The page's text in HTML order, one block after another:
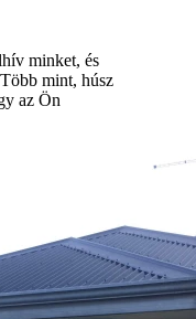
minket, és
mint, húsz
az Ön